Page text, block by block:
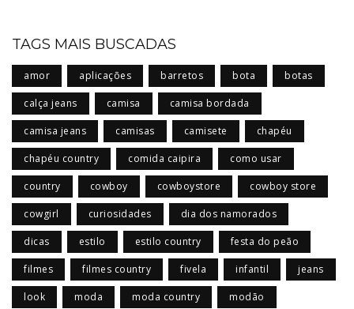
TAGS MAIS BUSCADAS
amor aplicações barretos bota botas
calça jeans camisa camisa bordada
camisa jeans camisas camisete chapéu
chapéu country comida caipira como usar
country cowboy cowboystore cowboy store
cowgirl curiosidades dia dos namorados
dicas estilo estilo country festa do peão
filmes filmes country fivela infantil jeans
look moda moda country modão